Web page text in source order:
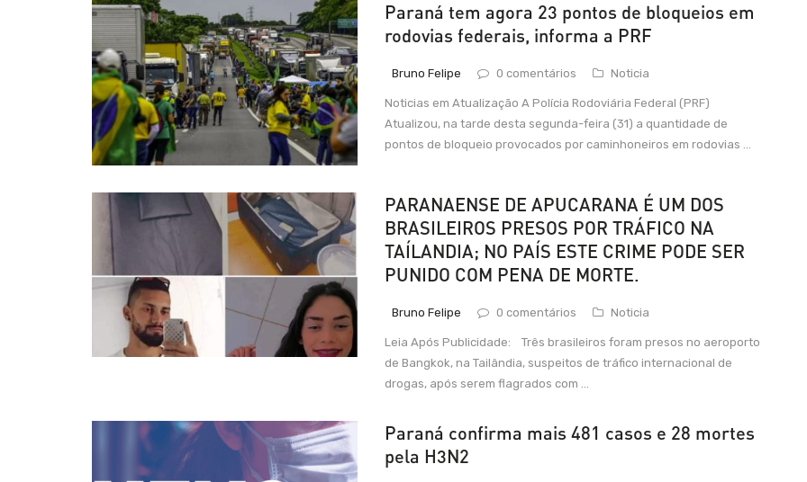
Paraná tem agora 23 pontos de bloqueios em
rodovias federais, informa a PRF
Bruno Felipe 0 comentários Noticia
Noticias em Atualização A Polícia Rodoviária Federal (PRF)
Atualizou, na tarde desta segunda-feira (31) a quantidade de
pontos de bloqueio provocados por caminhoneiros em rodovias ...
PARANAENSE DE APUCARANA É UM DOS
BRASILEIROS PRESOS POR TRÁFICO NA
TAÍLANDIA; NO PAÍS ESTE CRIME PODE SER
PUNIDO COM PENA DE MORTE.
Bruno Felipe 0 comentários Noticia
Leia Após Publicidade: Três brasileiros foram presos no aeroporto
de Bangkok, na Tailândia, suspeitos de tráfico internacional de
drogas, após serem flagrados com ...
Paraná confirma mais 481 casos e 28 mortes
pela H3N2